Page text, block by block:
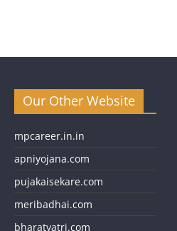
Our Other Website
mpcareer.in.in
apniyojana.com
pujakaisekare.com
meribadhai.com
bharatyatri.com